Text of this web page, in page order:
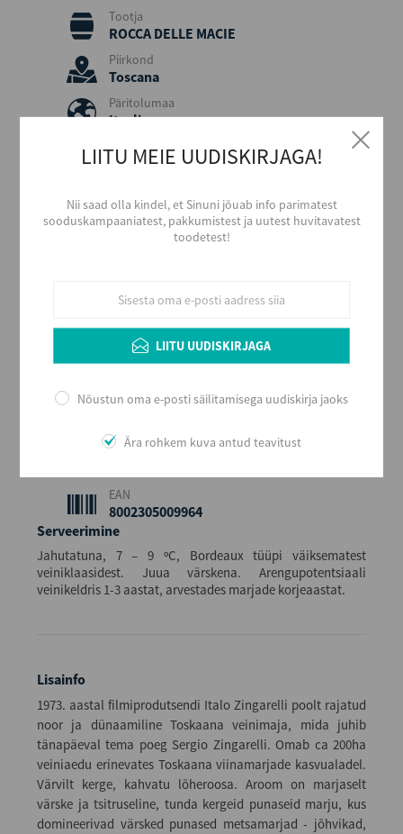
Tootja
ROCCA DELLE MACIE
Piirkond
Toscana
Päritolumaa
Itaalia
Viinamari
Sangiovese
2023
Kerge ja värske
Kuiv
Alkoholi sisaldus
Maht (L)
Kogus kastis
EAN
8002305009964
Serveerimine
Jahutatuna, 7 – 9 ºC, Bordeaux tüüpi väiksematest
veiniklaasidest. Juua värskena. Arengupotentsiaali
veinikeldris 1-3 aastat, arvestades marjade korjeaastat.
Lisainfo
1973. aastal filmiprodutsendi Italo Zingarelli poolt rajatud
noor ja dünaamiline Toskaana veinimaja, mida juhib
tänapäeval tema poeg Sergio Zingarelli. Omab ca 200ha
veiniaedu erinevates Toskaana viinamarjade kasvualadel.
Värvilt kerge, kahvatu lõheroosa. Aroom on marjaselt
värske ja tsitruseline, tunda kergeid punaseid marju, kus
domineerivad värsked punased metsamarjad - jõhvikad,
LIITU MEIE UUDISKIRJAGA!
Nii saad olla kindel, et Sinuni jõuab info parimatest
sooduskampaaniatest, pakkumistest ja uutest huvitavatest
toodetest!
LIITU UUDISKIRJAGA
Nõustun oma e-posti säilitamisega uudiskirja jaoks
Ära rohkem kuva antud teavitust